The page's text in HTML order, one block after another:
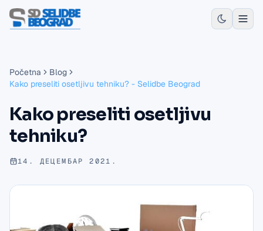
Početna
Blog
Kako preseliti osetljivu tehniku? - Selidbe Beograd
Kako preseliti osetljivu
tehniku?
14. ДЕЦЕМБАР 2021.